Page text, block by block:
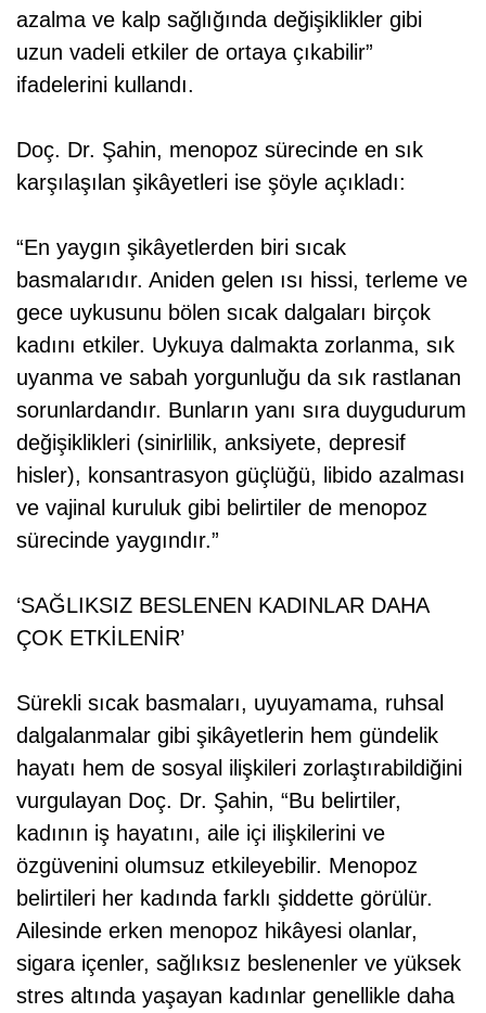
azalma ve kalp sağlığında değişiklikler gibi
uzun vadeli etkiler de ortaya çıkabilir”
ifadelerini kullandı.
Doç. Dr. Şahin, menopoz sürecinde en sık
karşılaşılan şikâyetleri ise şöyle açıkladı:
“En yaygın şikâyetlerden biri sıcak
basmalarıdır. Aniden gelen ısı hissi, terleme ve
gece uykusunu bölen sıcak dalgaları birçok
kadını etkiler. Uykuya dalmakta zorlanma, sık
uyanma ve sabah yorgunluğu da sık rastlanan
sorunlardandır. Bunların yanı sıra duygudurum
değişiklikleri (sinirlilik, anksiyete, depresif
hisler), konsantrasyon güçlüğü, libido azalması
ve vajinal kuruluk gibi belirtiler de menopoz
sürecinde yaygındır.”
‘SAĞLIKSIZ BESLENEN KADINLAR DAHA
ÇOK ETKİLENİR’
Sürekli sıcak basmaları, uyuyamama, ruhsal
dalgalanmalar gibi şikâyetlerin hem gündelik
hayatı hem de sosyal ilişkileri zorlaştırabildiğini
vurgulayan Doç. Dr. Şahin, “Bu belirtiler,
kadının iş hayatını, aile içi ilişkilerini ve
özgüvenini olumsuz etkileyebilir. Menopoz
belirtileri her kadında farklı şiddette görülür.
Ailesinde erken menopoz hikâyesi olanlar,
sigara içenler, sağlıksız beslenenler ve yüksek
stres altında yaşayan kadınlar genellikle daha